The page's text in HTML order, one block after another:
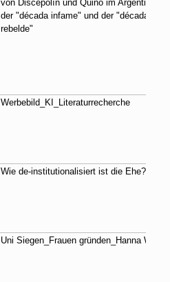
von Discepolín und Quino im Argentinien
der "década infame" und der "década
rebelde"
Werbebild_KI_Literaturrecherche
Wie de-institutionalisiert ist die Ehe?
Uni Siegen_Frauen gründen_Hanna Witte